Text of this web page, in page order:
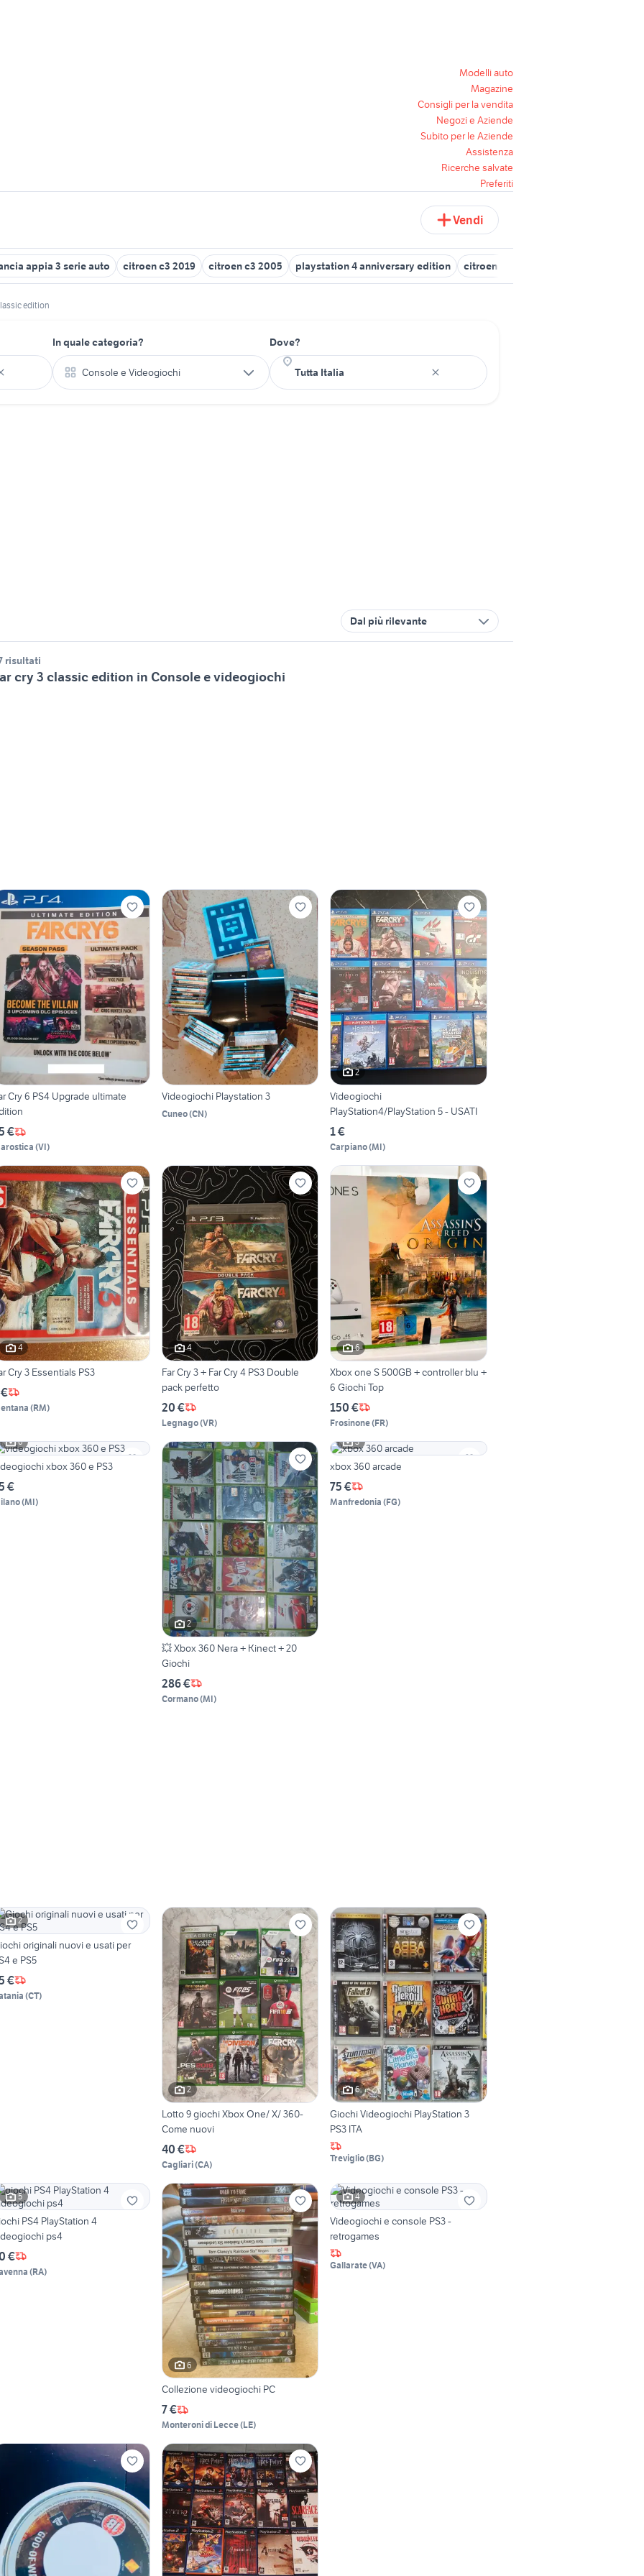
Modelli auto
Magazine
Consigli per la vendita
Negozi e Aziende
Subito per le Aziende
Assistenza
Ricerche salvate
Preferiti
Vendi
appia 3 serie auto citroen c3 2019 citroen c3 2005 playstation 4 anniversary edition citroen c3 1 serie auto
edition
In quale categoria?
Console e Videogiochi
Dove?
Dal più rilevante
risultati
cry 3 classic edition in Console e videogiochi
Cry 6 PS4 Upgrade ultimate
€
(VI)
Videogiochi Playstation 3
Cuneo(CN)
2
Videogiochi
PlayStation4/PlayStation 5 - USATI
1 €
Carpiano(MI)
4
Cry 3 Essentials PS3
(RM)
4
Far Cry 3 + Far Cry 4 PS3 Double
pack perfetto
20 €
Legnago(VR)
6
Xbox one S 500GB + controller blu +
6 Giochi Top
150 €
Frosinone(FR)
6
xbox 360 e PS3
€
(MI)
2
💥 Xbox 360 Nera + Kinect + 20
Giochi
286 €
Cormano(MI)
3
xbox 360 arcade
75 €
Manfredonia (FG)
2
originali nuovi e usati per
e PS5
€
(CT)
2
Lotto 9 giochi Xbox One/ X/ 360-
Come nuovi
40 €
Cagliari(CA)
6
Giochi Videogiochi PlayStation 3
PS3 ITA
Treviglio(BG)
5
PS4 PlayStation 4
ps4
€
(RA)
6
Collezione videogiochi PC
7 €
Monteroni di Lecce(LE)
4
Videogiochi e console PS3 -
retrogames
Gallarate(VA)